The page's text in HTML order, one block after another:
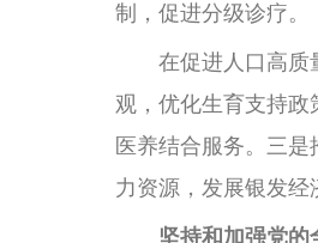
制，促进分级诊疗。
在促进人口高质量
观，优化生育支持
医养结合服务。三
力资源，发展银发经
坚持和加强党